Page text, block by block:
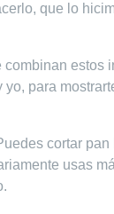
que lo
estos
para
cortar
usas